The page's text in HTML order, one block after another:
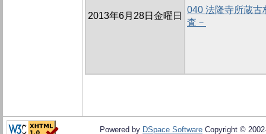
2013年6月28日金曜日
040 法隆寺所蔵古
査－
Powered by DSpace Software Copyright ©